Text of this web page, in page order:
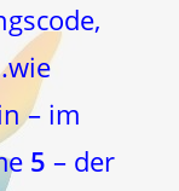
– im
5 – der